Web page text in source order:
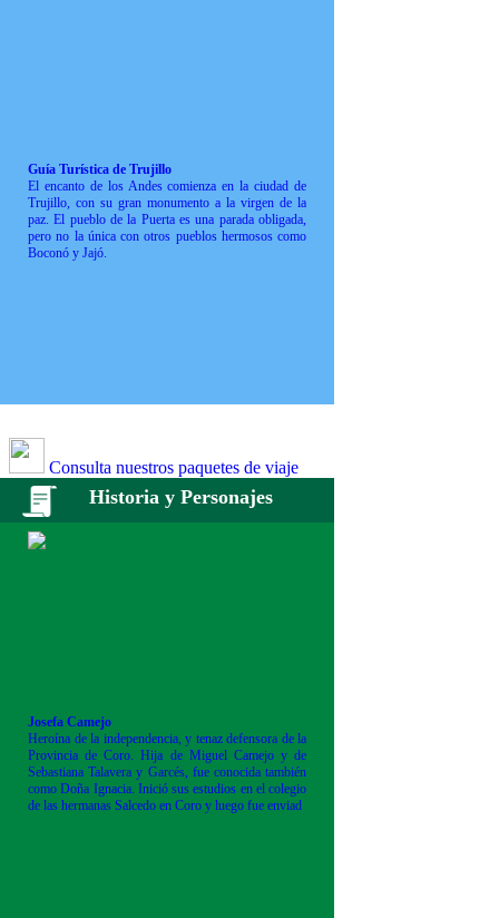
Guía Turística de Trujillo
El encanto de los Andes comienza en la ciudad de
Trujillo, con su gran monumento a la virgen de la
paz. El pueblo de la Puerta es una parada obligada,
pero no la única con otros pueblos hermosos como
Boconó y Jajó.
Consulta nuestros paquetes de viaje
Historia y Personajes
Josefa Camejo
Heroína de la independencia, y tenaz defensora de la
Provincia de Coro. Hija de Miguel Camejo y de
Sebastiana Talavera y Garcés, fue conocida también
como Doña Ignacia. Inició sus estudios en el colegio
de las hermanas Salcedo en Coro y luego fue enviad